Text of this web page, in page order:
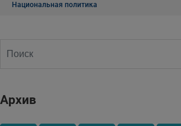
Национальная политика
Архив